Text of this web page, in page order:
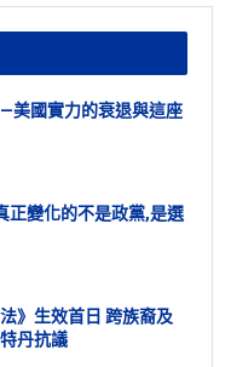
美國實力的衰退與這座
正變化的不是政黨,是選
》生效首日 跨族裔及
丹抗議